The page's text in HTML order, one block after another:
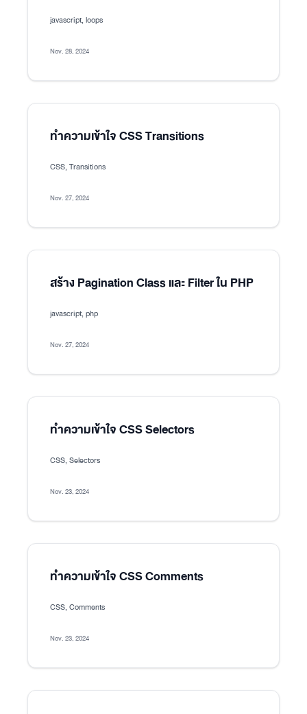
javascript, loops
Nov. 28, 2024
ทำความเข้าใจ CSS Transitions
CSS, Transitions
Nov. 27, 2024
สร้าง Pagination Class และ Filter ใน PHP
javascript, php
Nov. 27, 2024
ทำความเข้าใจ CSS Selectors
CSS, Selectors
Nov. 23, 2024
ทำความเข้าใจ CSS Comments
CSS, Comments
Nov. 23, 2024